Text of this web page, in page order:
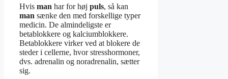
Hvis man har for høj puls, så kan
man sænke den med forskellige typer
medicin. De almindeligste er
betablokkere og kalciumblokkere.
Betablokkere virker ved at blokere de
steder i cellerne, hvor stresshormoner,
dvs. adrenalin og noradrenalin, sætter
sig.